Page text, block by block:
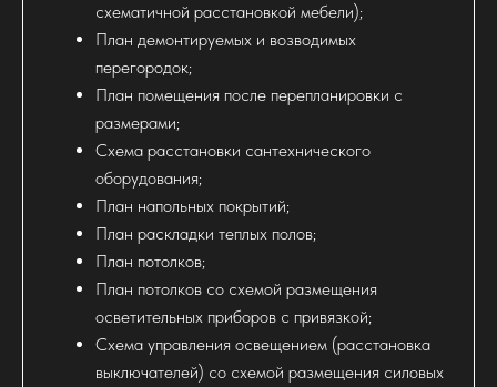
схематичной расстановкой мебели);
План демонтируемых и возводимых
перегородок;
План помещения после перепланировки с
размерами;
Схема расстановки сантехнического
оборудования;
План напольных покрытий;
План раскладки теплых полов;
План потолков;
План потолков со схемой размещения
осветительных приборов с привязкой;
Схема управления освещением (расстановка
выключателей) со схемой размещения силовых